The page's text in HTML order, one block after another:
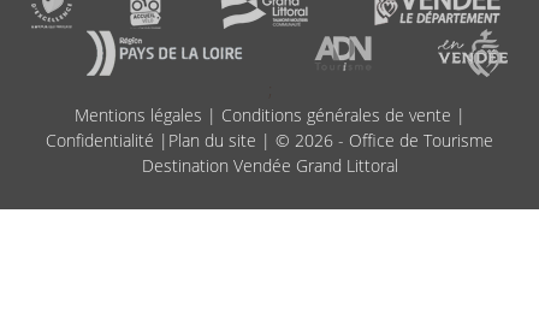
Mentions légales | Conditions générales de vente |
Confidentialité | Plan du site | © 2026 - Office de Tourisme
Destination Vendée Grand Littoral